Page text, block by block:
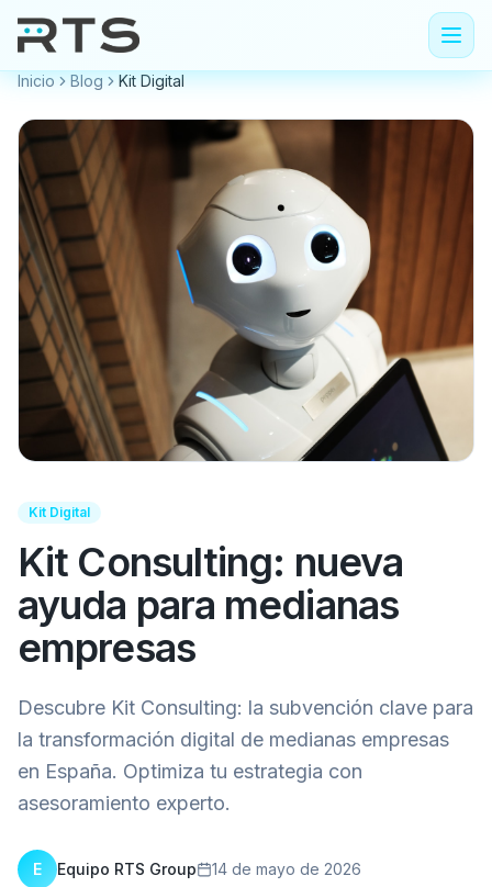
Inicio Blog Kit Digital
Kit Digital
Kit Consulting: nueva
ayuda para medianas
empresas
Descubre Kit Consulting: la subvención clave para
la transformación digital de medianas empresas
en España. Optimiza tu estrategia con
asesoramiento experto.
E Equipo RTS Group
14 de mayo de 2026